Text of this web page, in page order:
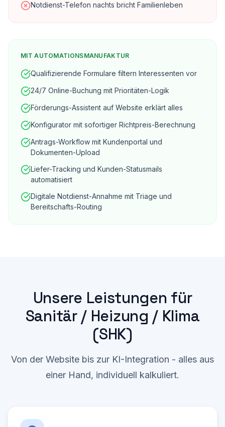
Notdienst-Telefon nachts bricht Familienleben
MIT AUTOMATIONSMANUFAKTUR
Qualifizierende Formulare filtern Interessenten vor
24/7 Online-Buchung mit Prioritäten-Logik
Förderungs-Assistent auf Website erklärt alles
Konfigurator mit sofortiger Richtpreis-Berechnung
Antrags-Workflow mit Kundenportal und
Dokumenten-Upload
Liefer-Tracking und Kunden-Statusmails
automatisiert
Digitale Notdienst-Annahme mit Triage und
Bereitschafts-Routing
Unsere Leistungen für
Sanitär / Heizung / Klima
(SHK)
Von der Website bis zur KI-Integration - alles aus
einer Hand, individuell kalkuliert.